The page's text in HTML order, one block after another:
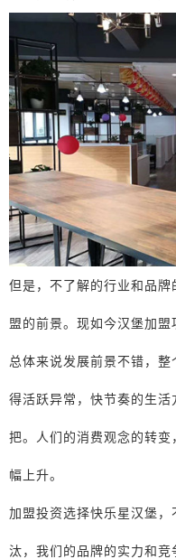
但是，不了解的行业和品
盟的前景。现如今汉堡加
总体来说发展前景不错，
得活跃异常，快节奏的生
把。人们的消费观念的转
幅上升。
加盟投资选择快乐星汉堡
汰，我们的品牌的实力和